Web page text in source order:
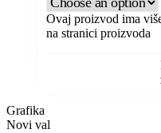
Ovaj proizvod ima
na stranici proizvoda
Grafika
Novi val